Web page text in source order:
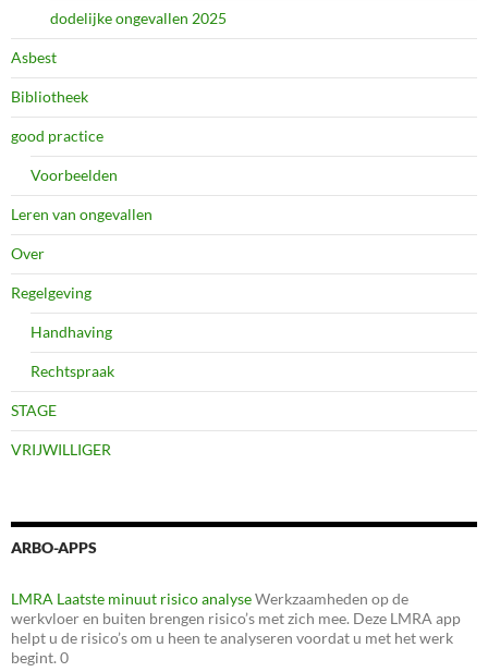
dodelijke ongevallen 2025
Asbest
Bibliotheek
good practice
Voorbeelden
Leren van ongevallen
Over
Regelgeving
Handhaving
Rechtspraak
STAGE
VRIJWILLIGER
ARBO-APPS
LMRA Laatste minuut risico analyseWerkzaamheden op de
werkvloer en buiten brengen risico’s met zich mee. Deze LMRA app
helpt u de risico’s om u heen te analyseren voordat u met het werk
begint. 0